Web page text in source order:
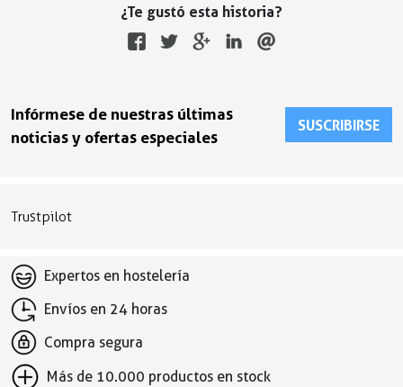
¿Te gustó esta historia?
Infórmese de nuestras últimas
noticias y ofertas especiales
SUSCRIBIRSE
Trustpilot
Expertos en hostelería
Envíos en 24 horas
Compra segura
Más de 10.000 productos en stock